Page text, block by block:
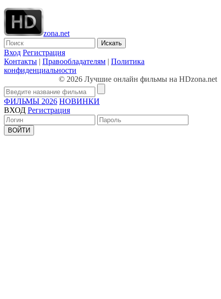
zona.net
Искать
Вход Регистрация
Контакты | Правообладателям | Политика
конфиденциальности
© 2026 Лучшие онлайн фильмы на HDzona.net
ФИЛЬМЫ 2026 НОВИНКИ
ВХОД Регистрация